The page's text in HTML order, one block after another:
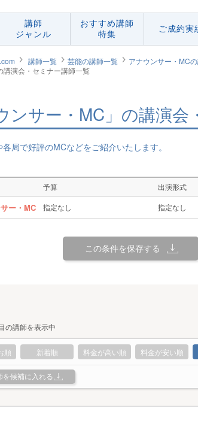
講師
ジャンル
おすすめ講師
特集
ご成約実
講師一覧 芸能の講師一覧
アナウンサー・MC
講演会・セミナー講師一覧
ンサー・MC」の講演
局で好評のMCなどをご紹介いたします。
予算 出演形式
ー・MC 指定なし 指定なし
この条件を保存する
の講師を表示中
順 新着順 料金が高い順 料金が安い順
を候補に入れる